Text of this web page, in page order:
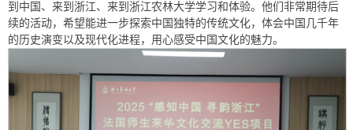
到中国、来到浙江、来到浙江农林大学学习和体验。他们非常期待后
续的活动，希望能进一步探索中国独特的传统文化，体会中国几千年
的历史演变以及现代化进程，用心感受中国文化的魅力。